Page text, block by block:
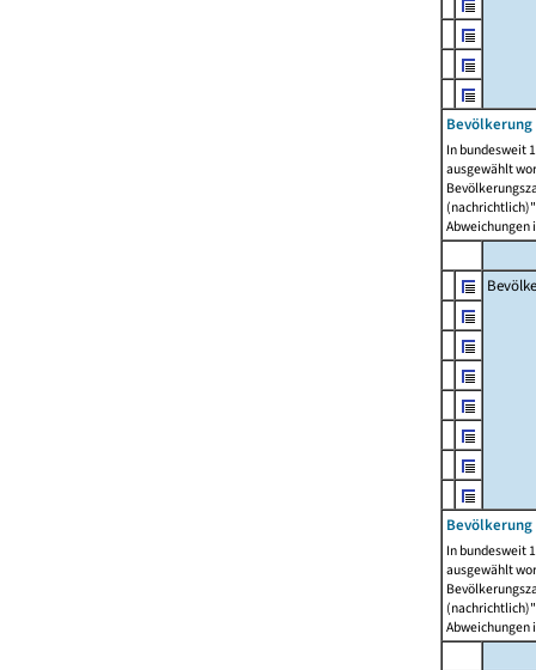
In bundesweit
ausgewählt
Abweichungen
In bundesweit
ausgewählt
Abweichungen